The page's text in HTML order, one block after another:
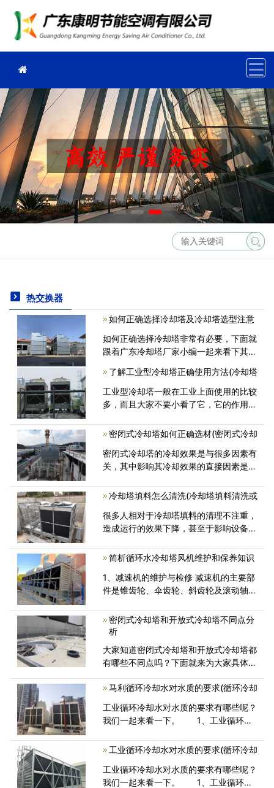
热交换器
如何正确选择冷却塔及冷却塔选型注意
如何正确选择冷却塔非常有必要，下面就
跟着广东冷却塔厂家小编一起来看下其中
的选择包括：高温塔、中温塔和常温塔。
2.根据安装位置的现状和噪声的要求，冷
<
了解工业型冷却塔正确使用方法(冷却塔
工业型冷却塔一般在工业上面使用的比较
多，而且大家不要小看了它，它的作用是
正确的使用方法是非常重要的。为了更好
密闭式冷却塔如何正确选材(密闭式冷却
密闭式冷却塔的冷却效果是与很多因素有
关，其中影响其冷却效果的直接因素是设
是分不开的。下面一起来看一下密闭式冷
冷却塔填料怎么清洗(冷却塔填料清洗或
很多人相对于冷却塔填料的清理不注重，
造成运行的效果下降，甚至于影响设备的
大伙儿讲一讲按时冷却塔填料怎么清洗的
简析循环水冷却塔风机维护和保养知识
1、减速机的维护与检修 减速机的主要部
件是锥齿轮、伞齿轮、斜齿轮及滚动轴
失效形式是轮齿工作面磨损和点蚀。齿轮
出现磨损或点蚀后，运动精度<
密闭式冷却塔和开放式冷却塔不同点分
析
大家知道密闭式冷却塔和开放式冷却塔都
有哪些不同点吗？下面就来为大家具体分
马利循环冷却水对水质的要求(循环冷却
工业循环冷却水对水质的要求有哪些呢？
我们一起来看一下。 1、工业循环冷
工业循环冷却水对水质的要求(循环冷却
工业循环冷却水对水质的要求有哪些呢？
我们一起来看一下。 1、工业循环冷